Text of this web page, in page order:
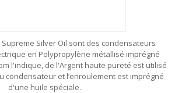
Silver Oil sont des condensateurs
en Polypropylène métallisé imprégné
l'indique, de l'Argent haute pureté est utilisé
condensateur et l’enroulement est imprégné
d'une huile spéciale.